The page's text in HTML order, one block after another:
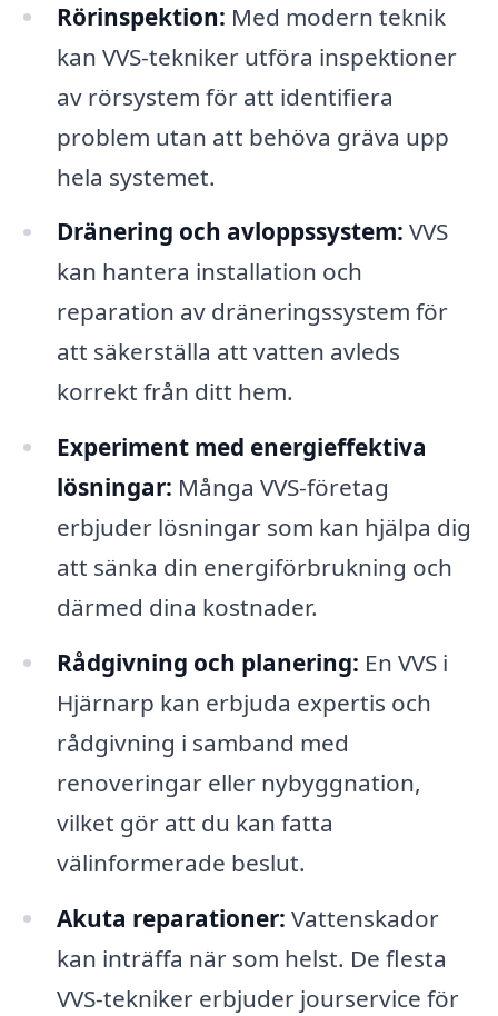
Rörinspektion: Med modern teknik
kan VVS-tekniker utföra inspektioner
av rörsystem för att identifiera
problem utan att behöva gräva upp
hela systemet.
Dränering och avloppssystem: VVS
kan hantera installation och
reparation av dräneringssystem för
att säkerställa att vatten avleds
korrekt från ditt hem.
Experiment med energieffektiva
lösningar: Många VVS-företag
erbjuder lösningar som kan hjälpa dig
att sänka din energiförbrukning och
därmed dina kostnader.
Rådgivning och planering: En VVS i
Hjärnarp kan erbjuda expertis och
rådgivning i samband med
renoveringar eller nybyggnation,
vilket gör att du kan fatta
välinformerade beslut.
Akuta reparationer: Vattenskador
kan inträffa när som helst. De flesta
VVS-tekniker erbjuder jourservice för